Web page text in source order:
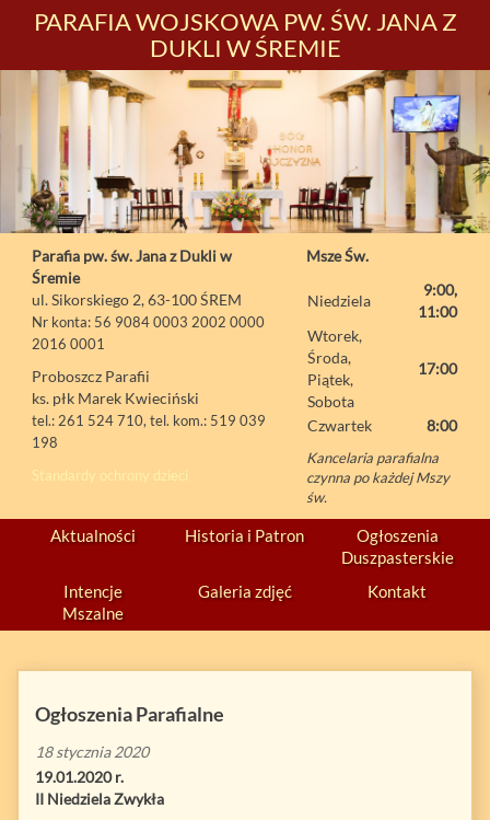
PARAFIA WOJSKOWA PW. ŚW. JANA Z
DUKLI W ŚREMIE
Parafia pw. św. Jana z Dukli w
Śremie
ul. Sikorskiego 2, 63-100 ŚREM
Nr konta: 56 9084 0003 2002 0000
2016 0001
Proboszcz Parafii
ks. płk Marek Kwieciński
tel.: 261 524 710, tel. kom.: 519 039
198
Standardy ochrony dzieci
Msze Św.
Niedziela
9:00,
11:00
Wtorek,
Środa,
Piątek,
Sobota
17:00
Czwartek 8:00
Kancelaria parafialna
czynna po każdej Mszy
św.
Aktualności Historia i Patron
Ogłoszenia
Duszpasterskie
Intencje
Mszalne
Galeria zdjęć Kontakt
Ogłoszenia Parafialne
18 stycznia 2020
19.01.2020 r.
II Niedziela Zwykła